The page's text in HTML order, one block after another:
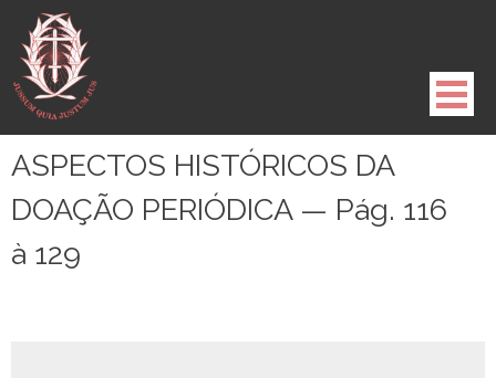
para
conteúdo
ASPECTOS HISTÓRICOS DA
DOAÇÃO PERIÓDICA — Pág. 116
à 129